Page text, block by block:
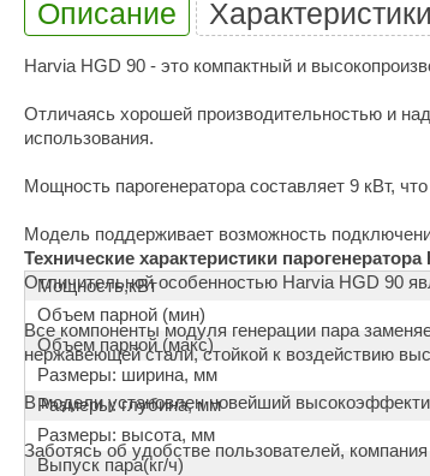
Описание Характеристики
Harvia HGD 90 - это компактный и
Отличаясь хорошей производительностью и
использования.
Мощность парогенератора составляет 9 кВт,
Модель поддерживает возможность
Отличительной особенностью Harvia HGD 90
Все компоненты модуля генерации пара
нержавеющей стали, стойкой к воздействию
В модели установлен новейший
Заботясь об удобстве пользователей,
Технические характеристики
Мощность,кВт
Объем парной (мин)
Объем парной (макс)
Размеры: ширина, мм
Размеры: глубина, мм
Размеры: высота, мм
Выпуск пара(кг/ч)